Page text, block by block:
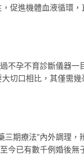
促進機體血液循環
孕不育診斷儀器一
切口相比，其僅需
期療法”內外調理，
今已有數千例婚後無